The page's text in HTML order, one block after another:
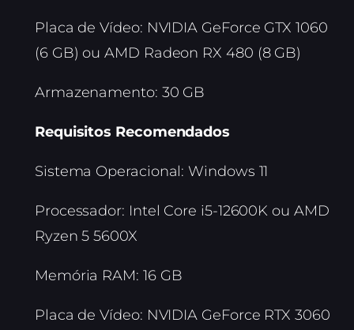
Placa de Vídeo: NVIDIA GeForce GTX 1060
(6 GB) ou AMD Radeon RX 480 (8 GB)
Armazenamento: 30 GB
Requisitos Recomendados
Sistema Operacional: Windows 11
Processador: Intel Core i5-12600K ou AMD
Ryzen 5 5600X
Memória RAM: 16 GB
Placa de Vídeo: NVIDIA GeForce RTX 3060